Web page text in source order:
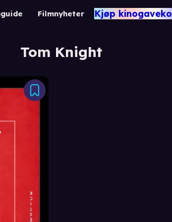
Filmnyheter Kjøp
Tom Knight